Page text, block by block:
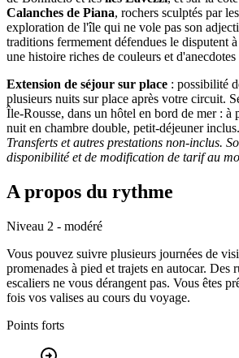
Calanches de Piana, rochers sculptés par
exploration de l'île qui ne vole pas son
traditions fermement défendues le disputent
une histoire riches de couleurs et d'anecdotes
Extension de séjour sur place : possibilité
plusieurs nuits sur place après votre circuit.
Île-Rousse, dans un hôtel en bord de mer : à
nuit en chambre double, petit-déjeuner inclus.
Transferts et autres prestations non-inclus.
disponibilité et de modification de tarif au
A propos du rythme
Niveau 2 - modéré
Vous pouvez suivre plusieurs journées de
promenades à pied et trajets en autocar. Des
escaliers ne vous dérangent pas. Vous êtes
fois vos valises au cours du voyage.
Points forts